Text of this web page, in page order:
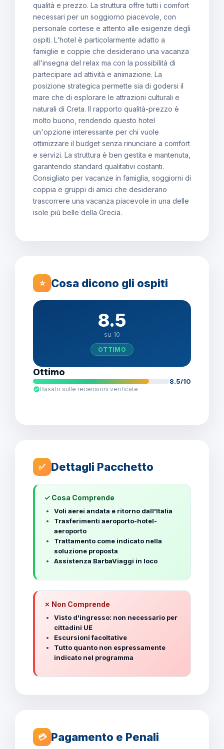
qualità e prezzo. La struttura offre tutti i comfort
necessari per un soggiorno piacevole, con
personale cortese e attento alle esigenze degli
ospiti. L'hotel è particolarmente adatto a
famiglie e coppie che desiderano una vacanza
all'insegna del relax ma con la possibilità di
partecipare ad attività e animazione. La
posizione strategica permette sia di godersi il
mare che di esplorare le attrazioni culturali e
naturali di Creta. Il rapporto qualità-prezzo è
molto buono, rendendo questo hotel
un'opzione interessante per chi vuole
ottimizzare il budget senza rinunciare a comfort
e servizi. La struttura è ben gestita e mantenuta,
garantendo standard qualitativi costanti.
Consigliato per vacanze in famiglia, soggiorni di
coppia e gruppi di amici che desiderano
trascorrere una vacanza piacevole in una delle
isole più belle della Grecia.
⭐ Cosa dicono gli ospiti
8.5
su 10
OTTIMO
Ottimo
8.5/10
Basato sulle recensioni verificate
✅ Dettagli Pacchetto
✓ Cosa Comprende
Voli aerei andata e ritorno dall'Italia
Trasferimenti aeroporto-hotel-
aeroporto
Trattamento come indicato nella
soluzione proposta
Assistenza BarbaViaggi in loco
✗ Non Comprende
Visto d'ingresso: non necessario per
cittadini UE
Escursioni facoltative
Tutto quanto non espressamente
indicato nel programma
💳 Pagamento e Penali